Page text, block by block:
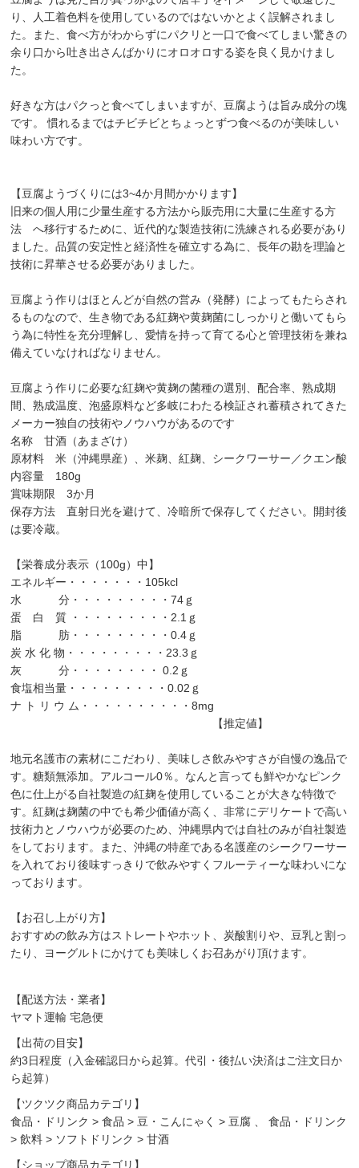
り、人工着色料を使用しているのではないかとよく誤解されまし
た。また、食べ方がわからずにパクリと一口で食べてしまい驚きの
余り口から吐き出さんばかりにオロオロする姿を良く見かけまし
た。
好きな方はパクっと食べてしまいますが、豆腐ようは旨み成分の塊
です。 慣れるまではチビチビとちょっとずつ食べるのが美味しい
味わい方です。
【豆腐ようづくりには3~4か月間かかります】
旧来の個人用に少量生産する方法から販売用に大量に生産する方
法 へ移行するために、近代的な製造技術に洗練される必要があり
ました。品質の安定性と経済性を確立する為に、長年の勘を理論と
技術に昇華させる必要がありました。
豆腐よう作りはほとんどが自然の営み（発酵）によってもたらされ
るものなので、生き物である紅麹や黄麹菌にしっかりと働いてもら
う為に特性を充分理解し、愛情を持って育てる心と管理技術を兼ね
備えていなければなりません。
豆腐よう作りに必要な紅麹や黄麹の菌種の選別、配合率、熟成期
間、熟成温度、泡盛原料など多岐にわたる検証され蓄積されてきた
メーカー独自の技術やノウハウがあるのです
名称 甘酒（あまざけ）
原材料 米（沖縄県産）、米麹、紅麹、シークワーサー／クエン酸
内容量 180g
賞味期限 3か月
保存方法 直射日光を避けて、冷暗所で保存してください。開封後
は要冷蔵。
【栄養成分表示（100g）中】
エネルギー・・・・・・・105kcl
水 分・・・・・・・・・74ｇ
蛋 白 質 ・・・・・・・・・2.1ｇ
脂 肪・・・・・・・・・0.4ｇ
炭 水 化 物・・・・・・・・・23.3ｇ
灰 分・・・・・・・・ 0.2ｇ
食塩相当量・・・・・・・・・0.02ｇ
ナ ト リ ウ ム・・・・・・・・・・8mg
【推定値】
地元名護市の素材にこだわり、美味しさ飲みやすさが自慢の逸品で
す。糖類無添加。アルコール0％。なんと言っても鮮やかなピンク
色に仕上がる自社製造の紅麹を使用していることが大きな特徴で
す。紅麹は麹菌の中でも希少価値が高く、非常にデリケートで高い
技術力とノウハウが必要のため、沖縄県内では自社のみが自社製造
をしております。また、沖縄の特産である名護産のシークワーサー
を入れており後味すっきりで飲みやすくフルーティーな味わいにな
っております。
【お召し上がり方】
おすすめの飲み方はストレートやホット、炭酸割りや、豆乳と割っ
たり、ヨーグルトにかけても美味しくお召あがり頂けます。
【配送方法・業者】
ヤマト運輸 宅急便
【出荷の目安】
約3日程度（入金確認日から起算。代引・後払い決済はご注文日か
ら起算）
【ツクツク商品カテゴリ】
食品・ドリンク >食品 > 豆・こんにゃく > 豆腐 、食品・ドリンク
>飲料 > ソフトドリンク >甘酒
【ショップ商品カテゴリ】